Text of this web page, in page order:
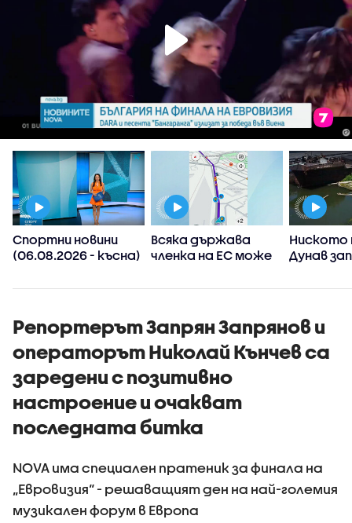
Спортни новини
(06.08.2026 - късна)
Всяка държава
членка на ЕС може
ограничи
приложения на
информация къде
има проверки на
Ниското
Дунав
Репортерът Запрян Запрянов и
операторът Николай Кънчев са
заредени с позитивно
настроение и очакват
последната битка
NOVA има специален пратеник за финала на
„Евровизия“ - решаващият ден на най-големия
музикален форум в Европа